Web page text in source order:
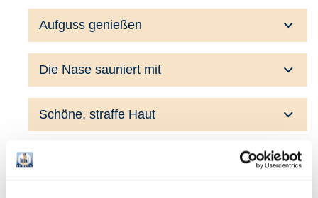
Aufguss genießen
Die Nase sauniert mit
Schöne, straffe Haut